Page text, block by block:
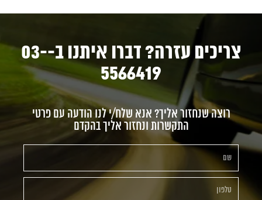
צריכים עזרה? דברו איתנו ב-03-
5566419
רוצה שנחזור אליך? אנא שלח/י לנו הודעה עם פרטי
התקשרות ונחזור אליך בהקדם